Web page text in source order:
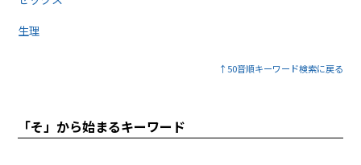
生理
↑50音順キーワード検索に戻る
「そ」から始まるキーワード